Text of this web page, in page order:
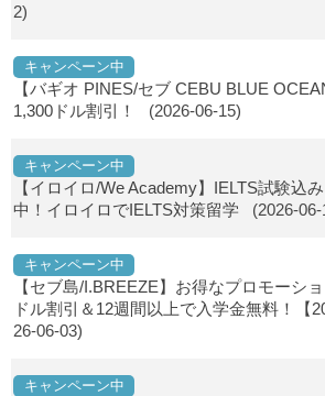
2)
キャンペーン中
【バギオ PINES/セブ CEBU BLUE
1,300ドル割引！
(2026-06-15)
キャンペーン中
【イロイロ/We Academy】IELTS試験込
中！イロイロでIELTS対策留学 (2026-06-
キャンペーン中
【セブ島/I.BREEZE】お得なプロモーシ
ドル割引＆12週間以上で入学金無料！【
26-06-03)
キャンペーン中